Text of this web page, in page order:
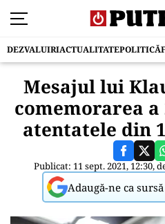
DEZVALUIRIACTUALITATEPOLITICĂ
Mesajul lui
comemorarea a
atentatele din
Publicat: 11 sept. 2021, 12:30,
Adaugă-ne ca